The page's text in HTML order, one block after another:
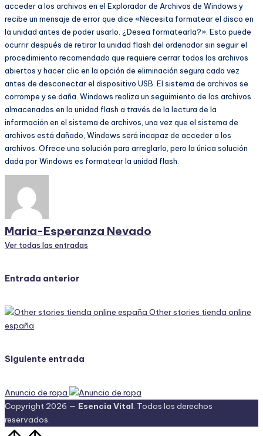
acceder a los archivos en el Explorador de Archivos de Windows y
recibe un mensaje de error que dice «Necesita formatear el disco en
la unidad antes de poder usarlo. ¿Desea formatearla?». Esto puede
ocurrir después de retirar la unidad flash del ordenador sin seguir el
procedimiento recomendado que requiere cerrar todos los archivos
abiertos y hacer clic en la opción de eliminación segura cada vez
antes de desconectar el dispositivo USB. El sistema de archivos se
corrompe y se daña. Windows realiza un seguimiento de los archivos
almacenados en la unidad flash a través de la lectura de la
información en el sistema de archivos, una vez que el sistema de
archivos está dañado, Windows será incapaz de acceder a los
archivos. Ofrece una solución para arreglarlo, pero la única solución
dada por Windows es formatear la unidad flash.
Maria-Esperanza Nevado
Ver todas las entradas
Navegación
de
entradas
Entrada anterior
Other stories tienda online
españa
Siguiente entrada
Anuncio de ropa
Copyright 2026 — Esencia Vital. Todos los derechos
reservados.